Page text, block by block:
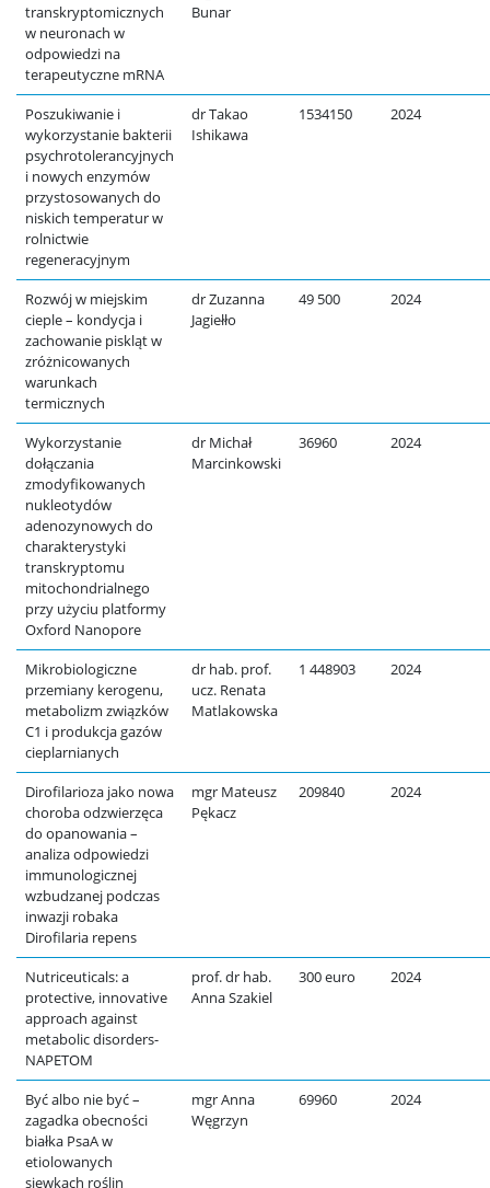
transkryptomicznych
w neuronach w
odpowiedzi na
terapeutyczne mRNA
Bunar
Poszukiwanie i
wykorzystanie bakterii
psychrotolerancyjnych
i nowych enzymów
przystosowanych do
niskich temperatur w
rolnictwie
regeneracyjnym
dr Takao
Ishikawa
1534150 2024
Rozwój w miejskim
cieple – kondycja i
zachowanie piskląt w
zróżnicowanych
warunkach
termicznych
dr Zuzanna
Jagiełło
49 500 2024
Wykorzystanie
dołączania
zmodyfikowanych
nukleotydów
adenozynowych do
charakterystyki
transkryptomu
mitochondrialnego
przy użyciu platformy
Oxford Nanopore
dr Michał
Marcinkowski
36960 2024
Mikrobiologiczne
przemiany kerogenu,
metabolizm związków
C1 i produkcja gazów
cieplarnianych
dr hab. prof.
ucz. Renata
Matlakowska
1 448903 2024
Dirofilarioza jako nowa
choroba odzwierzęca
do opanowania –
analiza odpowiedzi
immunologicznej
wzbudzanej podczas
inwazji robaka
Dirofilaria repens
mgr Mateusz
Pękacz
209840 2024
Nutriceuticals: a
protective, innovative
approach against
metabolic disorders-
NAPETOM
prof. dr hab.
Anna Szakiel
300 euro 2024
Być albo nie być –
zagadka obecności
białka PsaA w
etiolowanych
siewkach roślin
mgr Anna
Węgrzyn
69960 2024